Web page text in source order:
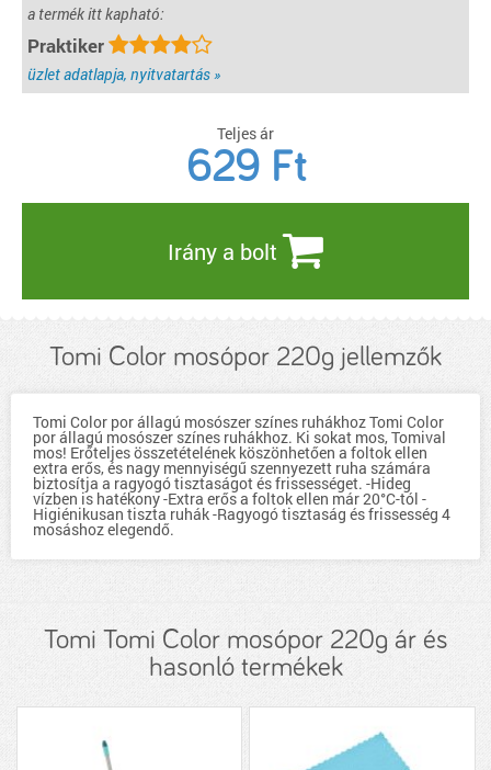
a termék itt kapható:
Praktiker
üzlet adatlapja, nyitvatartás »
Teljes ár
629 Ft
Irány a bolt
Tomi Color mosópor 220g jellemzők
Tomi Color por állagú mosószer színes ruhákhoz Tomi Color
por állagú mosószer színes ruhákhoz. Ki sokat mos, Tomival
mos! Erőteljes összetételének köszönhetően a foltok ellen
extra erős, és nagy mennyiségű szennyezett ruha számára
biztosítja a ragyogó tisztaságot és frissességet. -Hideg
vízben is hatékony -Extra erős a foltok ellen már 20°C-tól -
Higiénikusan tiszta ruhák -Ragyogó tisztaság és frissesség 4
mosáshoz elegendő.
Tomi Tomi Color mosópor 220g ár és
hasonló termékek